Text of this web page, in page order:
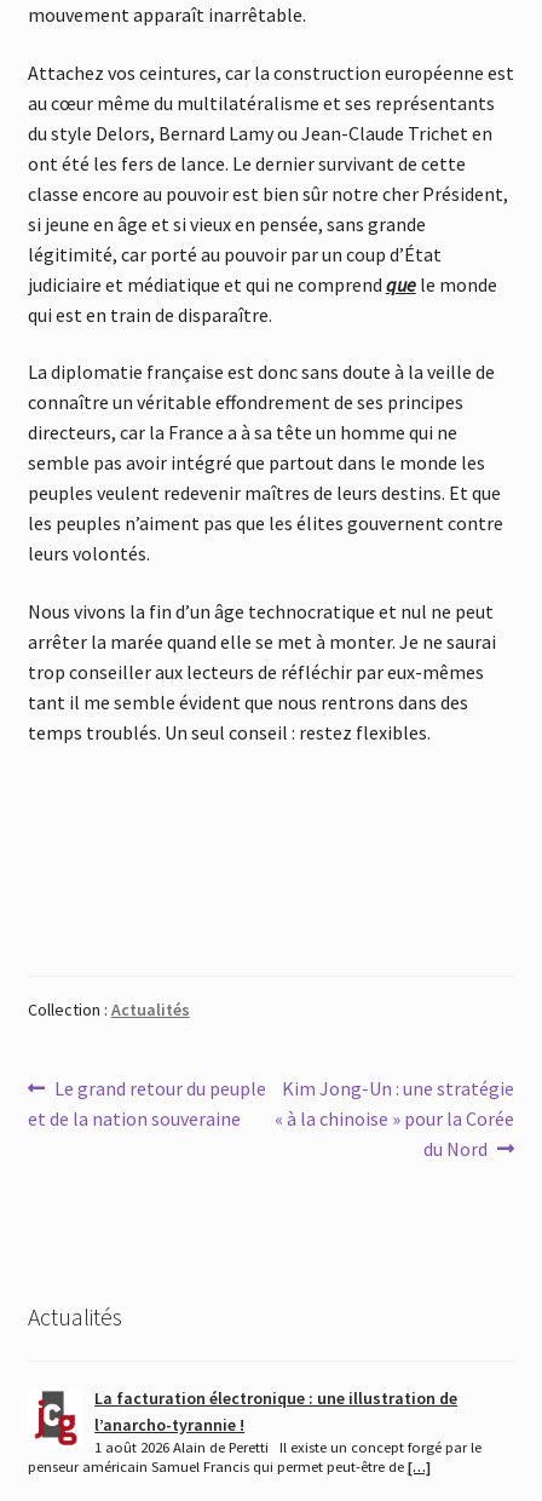
mouvement apparaît inarrêtable.
Attachez vos ceintures, car la construction européenne est
au cœur même du multilatéralisme et ses représentants
du style Delors, Bernard Lamy ou Jean-Claude Trichet en
ont été les fers de lance. Le dernier survivant de cette
classe encore au pouvoir est bien sûr notre cher Président,
si jeune en âge et si vieux en pensée, sans grande
légitimité, car porté au pouvoir par un coup d’État
judiciaire et médiatique et qui ne comprend quele monde
qui est en train de disparaître.
La diplomatie française est donc sans doute à la veille de
connaître un véritable effondrement de ses principes
directeurs, car la France a à sa tête un homme qui ne
semble pas avoir intégré que partout dans le monde les
peuples veulent redevenir maîtres de leurs destins. Et que
les peuples n’aiment pas que les élites gouvernent contre
leurs volontés.
Nous vivons la fin d’un âge technocratique et nul ne peut
arrêter la marée quand elle se met à monter. Je ne saurai
trop conseiller aux lecteurs de réfléchir par eux-mêmes
tant il me semble évident que nous rentrons dans des
temps troublés. Un seul conseil : restez flexibles.
Collection : Actualités
Navigation
de
Article
précédent :
Le grand retour du peuple
et de la nation souveraine
Article
suivant :
Kim Jong-Un : une stratégie
« à la chinoise » pour la Corée
du Nord
Actualités
La facturation électronique : une illustration de
l’anarcho-tyrannie !
1 août 2026 Alain de Peretti Il existe un concept forgé par le
penseur américain Samuel Francis qui permet peut-être de […]